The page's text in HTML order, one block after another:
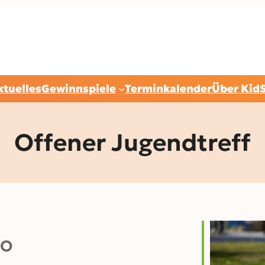
Gewinnspiele TerminkalenderÜber
Offener Jugendtreff